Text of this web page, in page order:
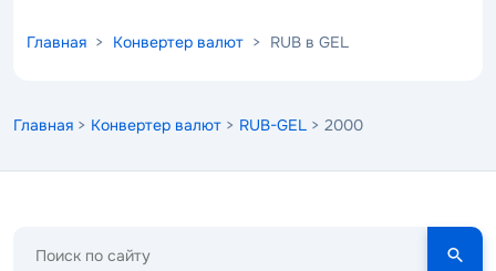
Главная > Конвертер валют > RUB в GEL
Главная > Конвертер валют > RUB-GEL > 2000